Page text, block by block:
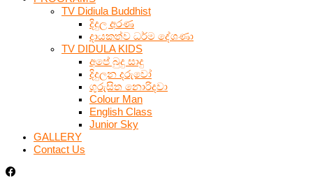
TV Didiula Buddhist
දිදුල අරණ
දායකත්ව ධර්ම දේශණා
TV DIDULA KIDS
අපේ බුදු සාදු
දිදුලන දරුවෝ
ගුරුසිත නොරිදවා
Colour Man
English Class
Junior Sky
GALLERY
Contact Us